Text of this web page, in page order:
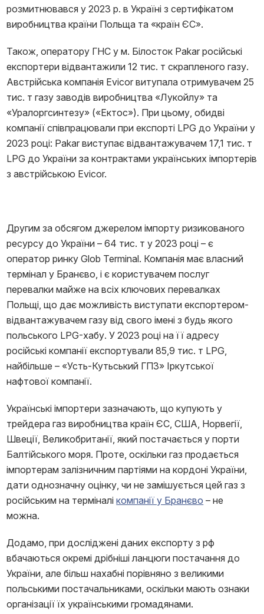
розмитнювався у 2023 р. в Україні з сертифікатом
виробництва країни Польща та «країн ЄС».
Також, оператору ГНС у м. Білосток Pakar російські
експортери відвантажили 12 тис. т скрапленого газу.
Австрійська компанія Evicor витупала отримувачем 25
тис. т газу заводів виробництва «Лукойлу» та
«Уралоргсинтезу» («Ектос»). При цьому, обидві
компанії співпрацювали при експорті LPG до України у
2023 році: Pakar виступає відвантажувачем 17,1 тис. т
LPG до України за контрактами українських імпортерів
з австрійською Evicor.
Другим за обсягом джерелом імпорту ризикованого
ресурсу до України – 64 тис. т у 2023 році – є
оператор ринку Glob Terminal. Компанія має власний
термінал у Бранєво, і є користувачем послуг
перевалки майже на всіх ключових перевалках
Польщі, що дає можливість виступати експортером-
відвантажувачем газу від свого імені з будь якого
польського LPG-хабу. У 2023 році на її адресу
російські компанії експортували 85,9 тис. т LPG,
найбільше – «Усть-Кутьський ГПЗ» Іркутської
нафтової компанії.
Українські імпортери зазначають, що купують у
трейдера газ виробництва країн ЄС, США, Норвегії,
Швеції, Великобританії, який постачається у порти
Балтійського моря. Проте, оскільки газ продається
імпортерам залізничним партіями на кордоні України,
дати однозначну оцінку, чи не замішується цей газ з
російським на терміналікомпанії у Бранєво – не
можна.
Додамо, при досліджені даних експорту з рф
вбачаються окремі дрібніші ланцюги постачання до
України, але більш нахабні порівняно з великими
польськими постачальниками, оскільки мають ознаки
організації їх українськими громадянами.